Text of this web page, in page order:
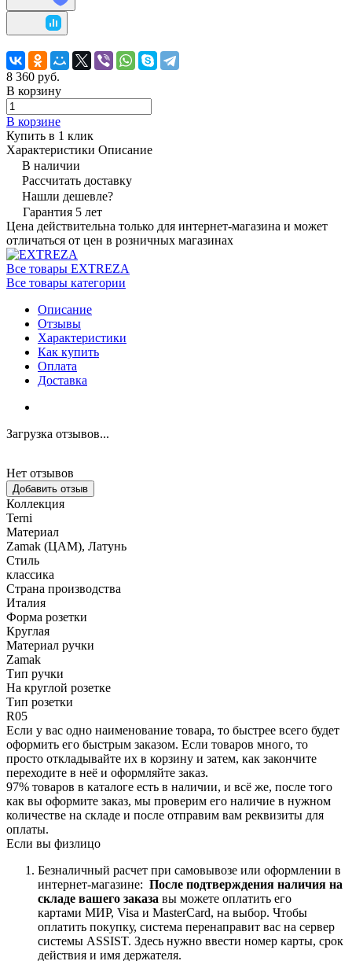
8 360 руб.
В корзину
В корзине
Купить в 1 клик
Характеристики Описание
В наличии
Рассчитать доставку
Нашли дешевле?
Гарантия 5 лет
Цена действительна только для интернет-магазина и может
отличаться от цен в розничных магазинах
Все товары EXTREZA
Все товары категории
Описание
Отзывы
Характеристики
Как купить
Оплата
Доставка
Загрузка отзывов...
Нет отзывов
Добавить отзыв
Коллекция
Terni
Материал
Zamak (ЦАМ), Латунь
Стиль
классика
Страна производства
Италия
Форма розетки
Круглая
Материал ручки
Zamak
Тип ручки
На круглой розетке
Тип розетки
R05
Если у вас одно наименование товара, то быстрее всего будет
оформить его быстрым заказом. Если товаров много, то
просто откладывайте их в корзину и затем, как закончите
переходите в неё и оформляйте заказ.
97% товаров в каталоге есть в наличии, и всё же, после того
как вы оформите заказ, мы проверим его наличие в нужном
количестве на складе и после отправим вам реквизиты для
оплаты.
Если вы физлицо
Безналичный расчет при самовывозе или оформлении в
интернет-магазине: После подтверждения наличия на
складе вашего заказа вы можете оплатить его
картами МИР, Visa и MasterCard, на выбор. Чтобы
оплатить покупку, система перенаправит вас на сервер
системы ASSIST. Здесь нужно ввести номер карты, срок
действия и имя держателя.